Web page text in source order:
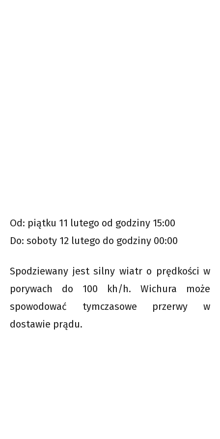
Od: piątku 11 lutego od godziny 15:00
Do: soboty 12 lutego do godziny 00:00
Spodziewany jest silny wiatr o prędkości w
porywach do 100 kh/h. Wichura może
spowodować tymczasowe przerwy w
dostawie prądu.